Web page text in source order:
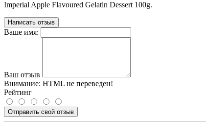
Imperial Apple Flavoured Gelatin Dessert 100g.
Написать отзыв
Ваше имя:
Ваш отзыв
Внимание: HTML не переведен!
Рейтинг
Отправить свой отзыв